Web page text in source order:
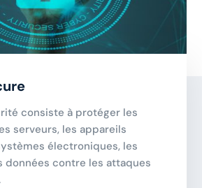
consiste à protéger les
serveurs, les appareils
électroniques, les
données contre les attaques